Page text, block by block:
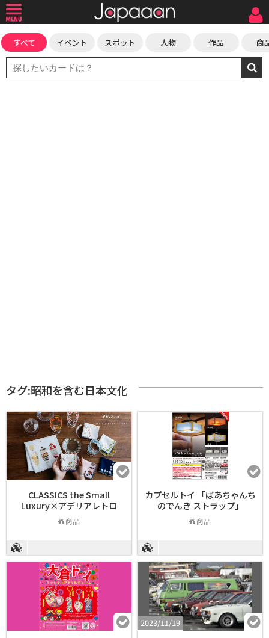
すべて イベント スポット 人物 作品 商
タグ:昭和を含む日本文化
CLASSICS the Small
Luxury×アデリアレトロ
商品
カプセルトイ 「ばあちゃんち
のでんき ストラップ」
商品
2023/11/19